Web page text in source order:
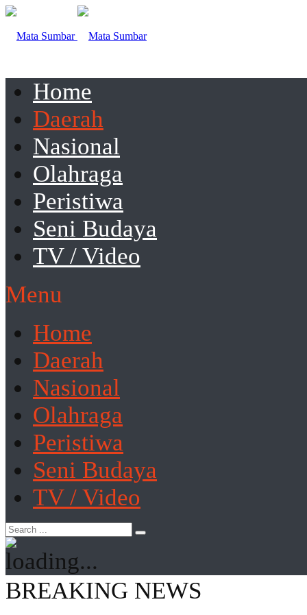
Home
Daerah
Nasional
Olahraga
Peristiwa
Seni Budaya
TV / Video
Menu
Home
Daerah
Nasional
Olahraga
Peristiwa
Seni Budaya
TV / Video
BREAKING NEWS